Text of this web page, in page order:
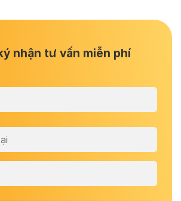
nhận tư vấn miễn phí